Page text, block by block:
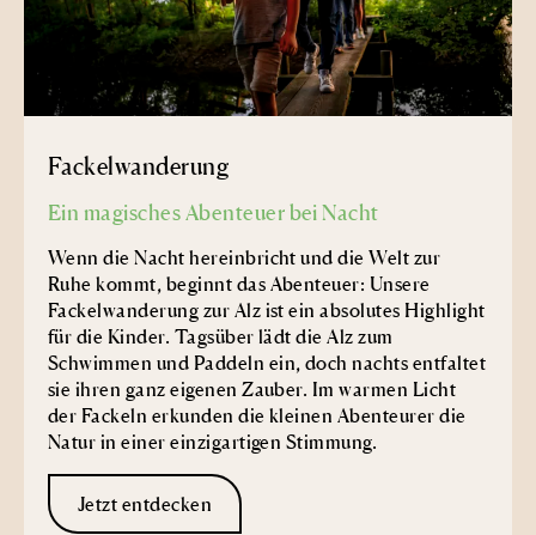
Fackelwanderung
Ein magisches Abenteuer bei Nacht
Wenn die Nacht hereinbricht und die Welt zur
Ruhe kommt, beginnt das Abenteuer: Unsere
Fackelwanderung zur Alz ist ein absolutes Highlight
für die Kinder. Tagsüber lädt die Alz zum
Schwimmen und Paddeln ein, doch nachts entfaltet
sie ihren ganz eigenen Zauber. Im warmen Licht
der Fackeln erkunden die kleinen Abenteurer die
Natur in einer einzigartigen Stimmung.
Jetzt entdecken